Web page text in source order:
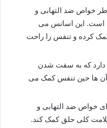
خواص ضد التهابی و
است. این اسانس می
کرده و تنفس را راحت
که به سفت شدن
آن ها حین تنفس کمک می
خواص ضد التهابی و
کلی حلق کمک کند.